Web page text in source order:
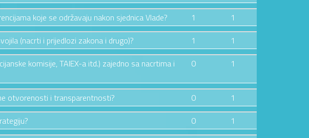
koje se održavaju nakon sjednica Vlade? 1
1
(nacrti i prijedlozi zakona i drugo)? 1
1
komisije, TAIEX-a itd.) zajedno sa nacrtima i
0 1
otvorenosti i transparentnosti? 0
1
0
1